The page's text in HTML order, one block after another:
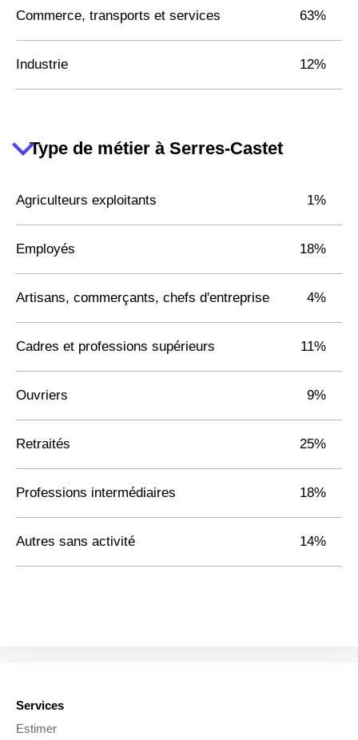
Commerce, transports et services 63%
Industrie 12%
Type de métier à Serres-Castet
Agriculteurs exploitants 1%
Employés 18%
Artisans, commerçants, chefs d'entreprise 4%
Cadres et professions supérieurs 11%
Ouvriers 9%
Retraités 25%
Professions intermédiaires 18%
Autres sans activité 14%
Services
Estimer